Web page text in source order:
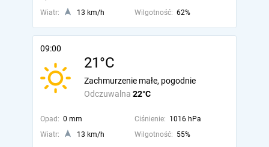
Wiatr:
13 km/h Wilgotność: 62%
09:00
21°C
Odczuwalna 22°C
Zachmurzenie małe, pogodnie
Opad: 0 mm Ciśnienie: 1016 hPa
Wiatr:
13 km/h Wilgotność: 55%